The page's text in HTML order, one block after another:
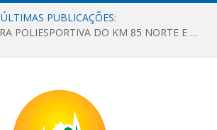
ÚLTIMAS PUBLICAÇÕES:
OBRAS DA QUADRA POLIESPORTIVA DO KM 85 NORTE E DA ESCOLA GASPAR VIANA AVANÇAM